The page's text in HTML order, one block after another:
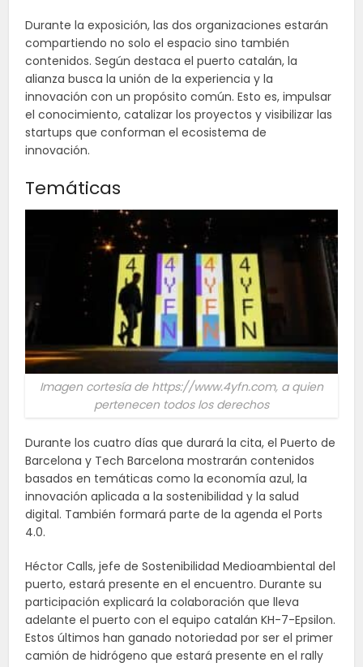
Durante la exposición, las dos organizaciones estarán
compartiendo no solo el espacio sino también
contenidos. Según destaca el puerto catalán, la
alianza busca la unión de la experiencia y la
innovación con un propósito común. Esto es, impulsar
el conocimiento, catalizar los proyectos y visibilizar las
startups que conforman el ecosistema de
innovación.
Temáticas
Imagen cortesía de https://www.4yfn.com, a quien
pertenecen todos los derechos
Durante los cuatro días que durará la cita, el Puerto de
Barcelona y Tech Barcelona mostrarán contenidos
basados en temáticas como la economía azul, la
innovación aplicada a la sostenibilidad y la salud
digital. También formará parte de la agenda el Ports
4.0.
Héctor Calls, jefe de Sostenibilidad Medioambiental del
puerto, estará presente en el encuentro. Durante su
participación explicará la colaboración que lleva
adelante el puerto con el equipo catalán KH-7-Epsilon.
Estos últimos han ganado notoriedad por ser el primer
camión de hidrógeno que estará presente en el rally